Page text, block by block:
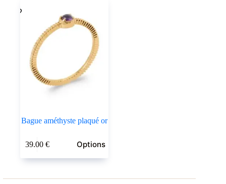
Bague améthyste plaqué or
39.00 € Options
produit